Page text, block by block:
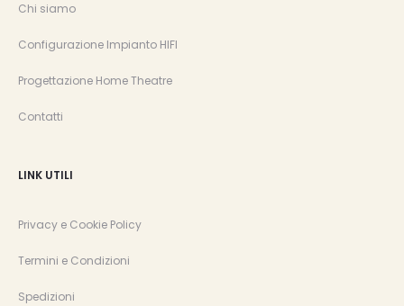
Chi siamo
Configurazione Impianto HIFI
Progettazione Home Theatre
Contatti
LINK UTILI
Privacy e Cookie Policy
Termini e Condizioni
Spedizioni